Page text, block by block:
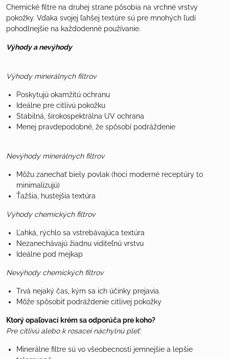
Chemické filtre na druhej strane pôsobia na vrchné vrstvy
pokožky. Vďaka svojej ľahšej textúre sú pre mnohých ľudí
pohodlnejšie na každodenné používanie.
Výhody a nevýhody
Výhody minerálnych filtrov
Poskytujú okamžitú ochranu
Ideálne pre citlivú pokožku
Stabilná, širokospektrálna UV ochrana
Menej pravdepodobné, že spôsobí podráždenie
Nevýhody minerálnych filtrov
Môžu zanechať biely povlak (hoci moderné receptúry to
minimalizujú)
Ťažšia, hustejšia textúra
Výhody chemických filtrov
Ľahká, rýchlo sa vstrebávajúca textúra
Nezanechávajú žiadnu viditeľnú vrstvu
Ideálne pod mejkap
Nevýhody chemických filtrov
Trvá nejaký čas, kým sa ich účinky prejavia.
Môže spôsobiť podráždenie citlivej pokožky
Ktorý opaľovací krém sa odporúča pre koho?
Pre citlivú alebo k rosacei náchylnú pleť:
Minerálne filtre sú vo všeobecnosti jemnejšie a lepšie